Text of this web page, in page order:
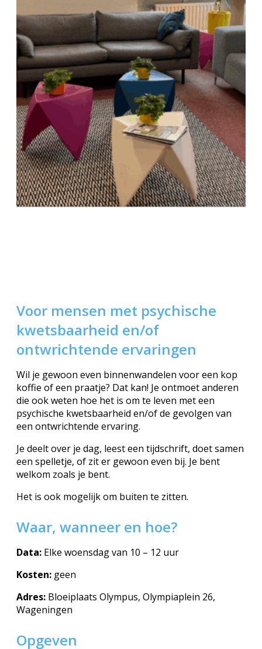
Voor mensen met psychische
kwetsbaarheid en/of
ontwrichtende ervaringen
Wil je gewoon even binnenwandelen voor een kop
koffie of een praatje? Dat kan! Je ontmoet anderen
die ook weten hoe het is om te leven met een
psychische kwetsbaarheid en/of de gevolgen van
een ontwrichtende ervaring.
Je deelt over je dag, leest een tijdschrift, doet samen
een spelletje, of zit er gewoon even bij. Je bent
welkom zoals je bent.
Het is ook mogelijk om buiten te zitten.
Waar, wanneer en hoe?
Data: Elke woensdag van 10 – 12 uur
Kosten: geen
Adres: Bloeiplaats Olympus, Olympiaplein 26,
Wageningen
Opgeven